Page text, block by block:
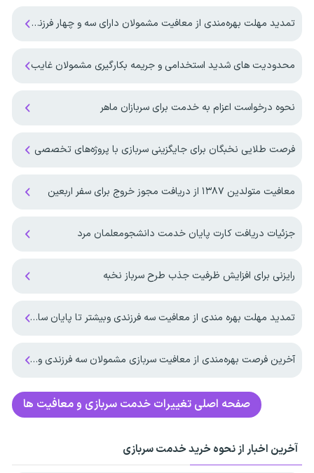
تمدید مهلت بهره‌مندی از معافیت مشمولان دارای سه و چهار فرزند تا پایان ۱۴۰۷
محدودیت های شدید استخدامی و جریمه بکارگیری مشمولان غایب
نحوه درخواست اعزام به خدمت برای سربازان ماهر
فرصت طلایی نخبگان برای جایگزینی سربازی با پروژه‌های تخصصی
معافیت متولدین ۱۳۸۷ از دریافت مجوز خروج برای سفر اربعین
جزئیات دریافت کارت پایان خدمت دانشجومعلمان مرد
رایزنی برای افزایش ظرفیت جذب طرح سرباز نخبه
تمدید مهلت بهره مندی از معافیت سه فرزندی وبیشتر تا پایان سال ۱۴۰۷ ‌
آخرین فرصت بهره‌مندی از معافیت سربازی مشمولان سه فرزندی و بیشتر تا پایان شهریور ماه ۱۴۰۵
صفحه اصلی تغییرات خدمت سربازی و معافیت ها
آخرین اخبار از نحوه خرید خدمت سربازی